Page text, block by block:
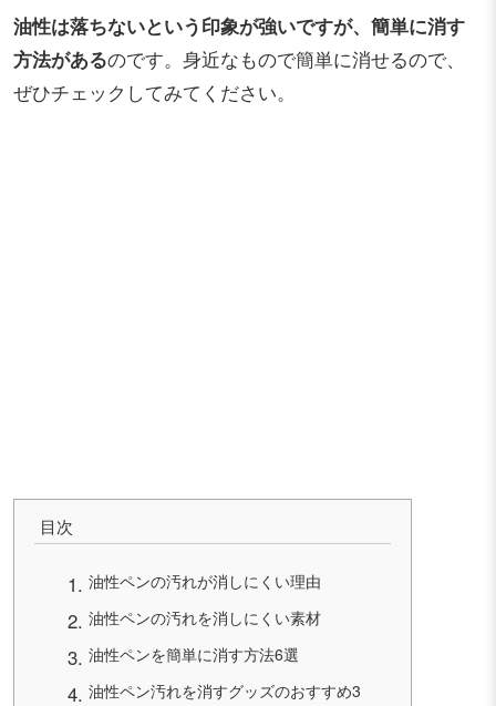
油性は落ちないという印象が強いですが、簡単に消す
方法があるのです。身近なもので簡単に消せるので、
ぜひチェックしてみてください。
目次
油性ペンの汚れが消しにくい理由
油性ペンの汚れを消しにくい素材
油性ペンを簡単に消す方法6選
油性ペン汚れを消すグッズのおすすめ3